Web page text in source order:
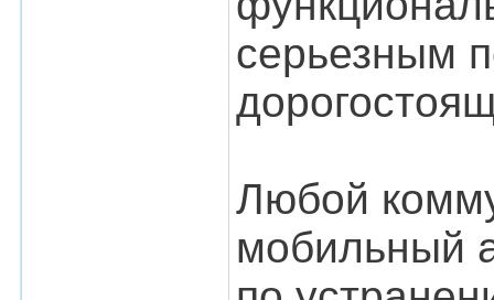
серьезным
Любой
мобильный